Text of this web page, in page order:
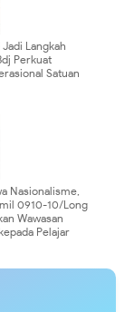
Jadi Langkah
Perkuat
Satuan
Nasionalisme,
0910-10/Long
Wawasan
Pelajar